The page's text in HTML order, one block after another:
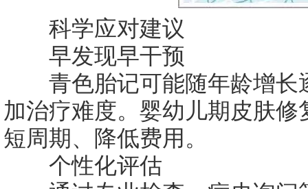
科学应对建议
早发现早干预
青色胎记可能随年龄增长
加治疗难度。婴幼儿期皮肤
短周期、降低费用。
个性化评估